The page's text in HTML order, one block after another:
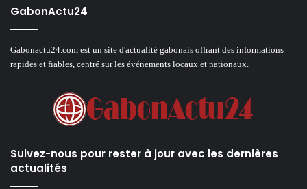
GabonActu24
Gabonactu24.com est un site d'actualité gabonais offrant des informations
rapides et fiables, centré sur les événements locaux et nationaux.
Suivez-nous pour rester à jour avec les dernières
actualités